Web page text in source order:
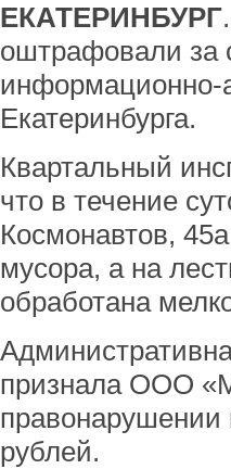
ЕКАТЕРИНБУРГ
оштрафовали за
информационно-
Екатеринбурга.
Квартальный
что в течение
Космонавтов,
мусора, а на
обработана
признала ООО
рублей.